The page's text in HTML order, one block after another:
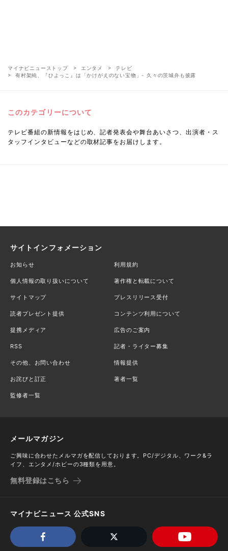
マイナビニューストップ エンタメ
テレビ
有村架純、『ひよっこ』は「かけがえのない宝物」- 久々の茨城弁も披露
このカテゴリーについて
テレビ番組の新情報をはじめ、記者発表会や舞台あいさつ、出演者・ス
タッフインタビューなどの取材記事をお届けします。
サイトインフォメーション
お知らせ 利用規約
個人情報の取り扱いについて 著作権と転載について
サイトマップ プレスリリース受付
読者プレゼント提供 コンテンツ利用について
提携メディア 広告のご案内
RSS 記者・ライター募集
その他、お問い合わせ 情報提供
お詫びと訂正 著者一覧
監修者一覧
メールマガジン
ご興味に合わせたメルマガを配信しております。PC/デジタル、ワーク&ラ
イフ、エンタメ/ホビーの3種類を用意。
無料登録はこちら
マイナビニュース 公式SNS